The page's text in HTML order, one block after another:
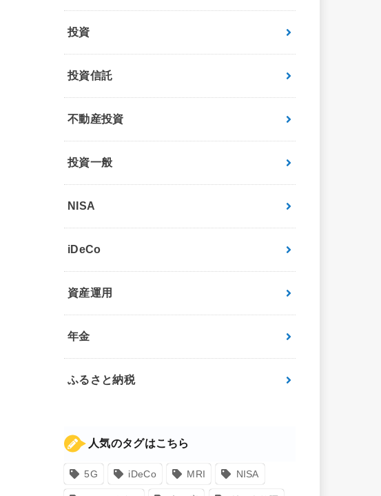
投資
投資信託
不動産投資
投資一般
NISA
iDeCo
資産運用
年金
ふるさと納税
人気のタグはこちら
5G iDeCo MRI NISA